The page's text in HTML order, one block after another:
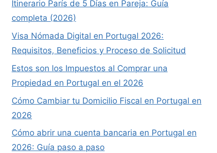
Itinerario París de 5 Días en Pareja: Guía
completa (2026)
Visa Nómada Digital en Portugal 2026:
Requisitos, Beneficios y Proceso de Solicitud
Estos son los Impuestos al Comprar una
Propiedad en Portugal en el 2026
Cómo Cambiar tu Domicilio Fiscal en Portugal en
2026
Cómo abrir una cuenta bancaria en Portugal en
2026: Guía paso a paso